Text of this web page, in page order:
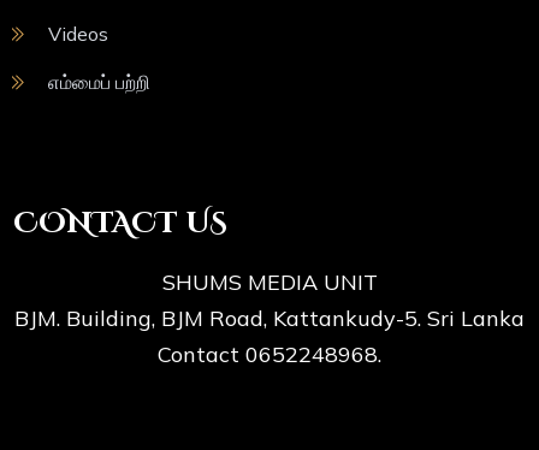
Videos
எம்மைப் பற்றி
CONTACT US
SHUMS MEDIA UNIT
BJM. Building, BJM Road, Kattankudy-5. Sri Lanka
Contact 0652248968.